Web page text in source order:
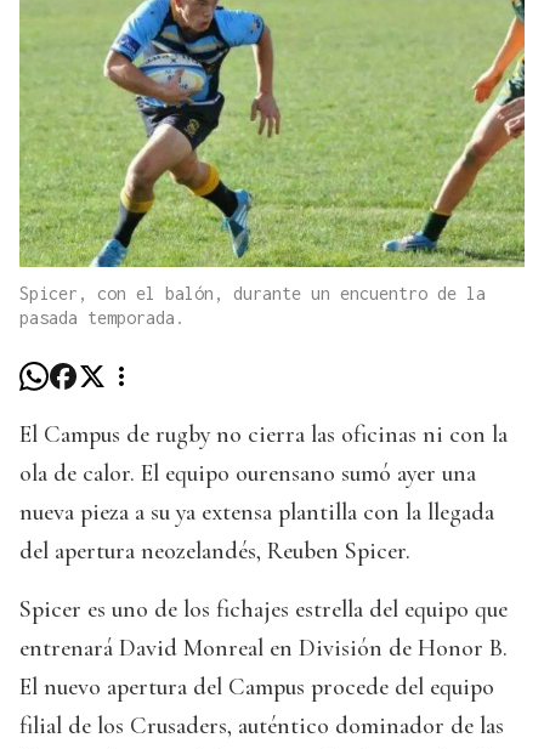
Spicer, con el balón, durante un encuentro de la
pasada temporada.
El Campus de rugby no cierra las oficinas ni con la
ola de calor. El equipo ourensano sumó ayer una
nueva pieza a su ya extensa plantilla con la llegada
del apertura neozelandés, Reuben Spicer.
Spicer es uno de los fichajes estrella del equipo que
entrenará David Monreal en División de Honor B.
El nuevo apertura del Campus procede del equipo
filial de los Crusaders, auténtico dominador de las